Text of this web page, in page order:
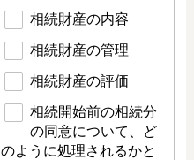
相続財産の内容
相続財産の管理
相続財産の評価
相続開始前の相続分
の同意について、ど
のように処理されるかと